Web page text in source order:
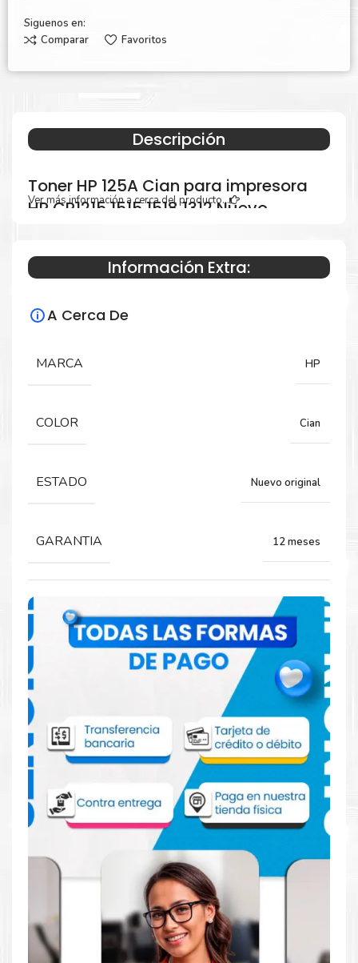
Siguenos en:
Comparar
Favoritos
Descripción
Toner HP 125A Cian para impresora
HP CP1215 1515 1518 1312 Nuevo
Comprar Toner HP 125A Cian para
impresora HP CP1215 1515 1518 1312
Aprovecha nuestra experiencia y atención para adquirir tus
productos. Tenemos promociones todos los días. Escríbenos o
visítanos hoy para encontrar la solución perfecta para tu
Toner HP 125A Cian para impresora
HP CP1215 1515 1518 1312.
Dónde comprar Toner HP 125A Cian para
impresora HP CP1215 1515 1518 1312 en
Ver más información a cerca del producto...
Información Extra:
A Cerca De
MARCA HP
COLOR Cian
ESTADO Nuevo original
GARANTIA 12 meses